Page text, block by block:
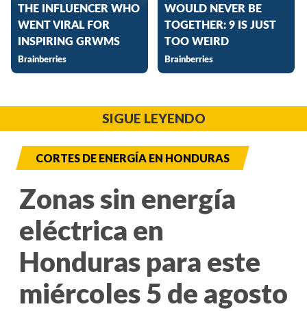
SIGUE LEYENDO
CORTES DE ENERGÍA EN HONDURAS
Zonas sin energía
eléctrica en
Honduras para este
miércoles 5 de agosto